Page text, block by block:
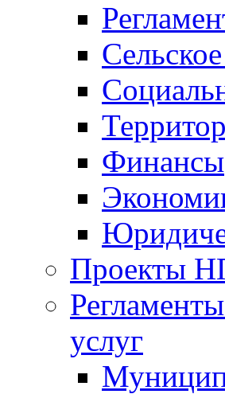
Финансы
Проекты
услуг